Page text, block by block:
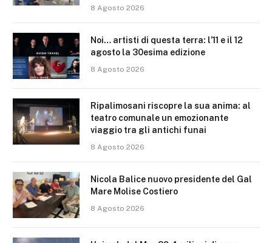
8 Agosto 2026
Noi… artisti di questa terra: l’11 e il 12
agosto la 30esima edizione
8 Agosto 2026
Ripalimosani riscopre la sua anima: al
teatro comunale un emozionante
viaggio tra gli antichi funai
8 Agosto 2026
Nicola Balice nuovo presidente del Gal
Mare Molise Costiero
8 Agosto 2026